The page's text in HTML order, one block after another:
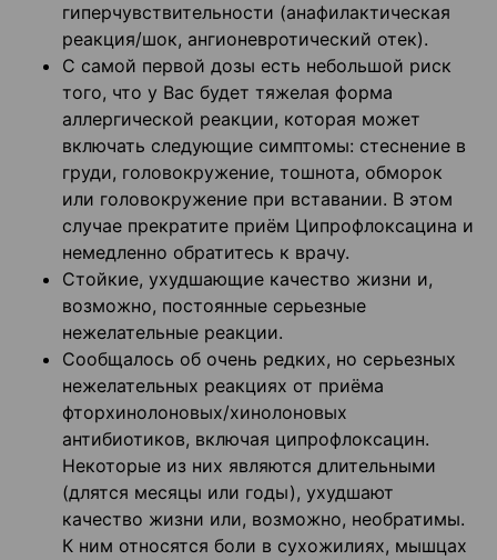
гиперчувствительности (анафилактическая
реакция/шок, ангионевротический отек).
С самой первой дозы есть небольшой риск
того, что у Вас будет тяжелая форма
аллергической реакции, которая может
включать следующие симптомы: стеснение в
груди, головокружение, тошнота, обморок
или головокружение при вставании. В этом
случае прекратите приём Ципрофлоксацина и
немедленно обратитесь к врачу.
Стойкие, ухудшающие качество жизни и,
возможно, постоянные серьезные
нежелательные реакции.
Сообщалось об очень редких, но серьезных
нежелательных реакциях от приёма
фторхинолоновых/хинолоновых
антибиотиков, включая ципрофлоксацин.
Некоторые из них являются длительными
(длятся месяцы или годы), ухудшают
качество жизни или, возможно, необратимы.
К ним относятся боли в сухожилиях, мышцах